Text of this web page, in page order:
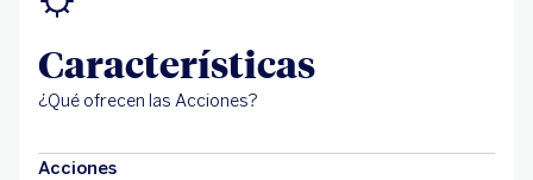
Características
¿Qué ofrecen las Acciones?
Acciones